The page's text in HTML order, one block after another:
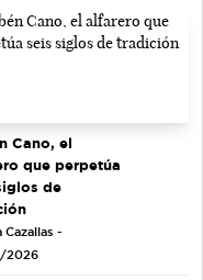
Cano, el
que perpetúa
de
Cazallas -
2026